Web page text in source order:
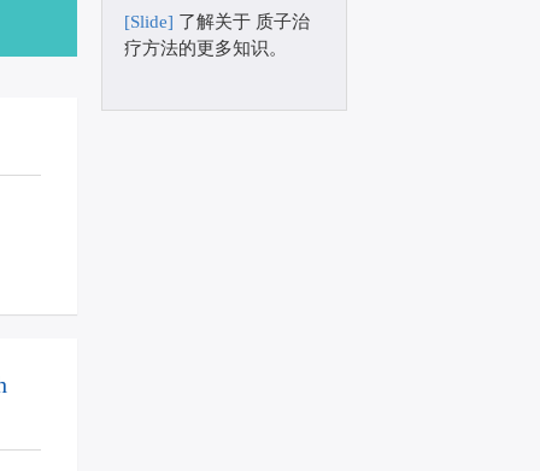
[Slide] 了解关于 质子治
疗方法的更多知识。